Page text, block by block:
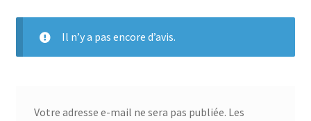
Il n’y a pas encore d’avis.
Votre adresse e-mail ne sera pas publiée. Les